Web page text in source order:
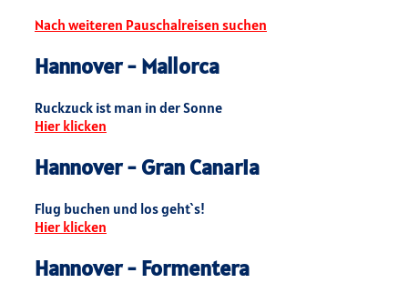
Nach weiteren Pauschalreisen suchen
Hannover - Mallorca
Ruckzuck ist man in der Sonne
Hier klicken
Hannover - Gran Canaria
Flug buchen und los geht`s!
Hier klicken
Hannover - Formentera